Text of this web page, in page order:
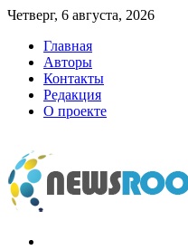
Четверг, 6 августа, 2026
Главная
Авторы
Контакты
Редакция
О проекте
newsroom.su
Новости о новостях